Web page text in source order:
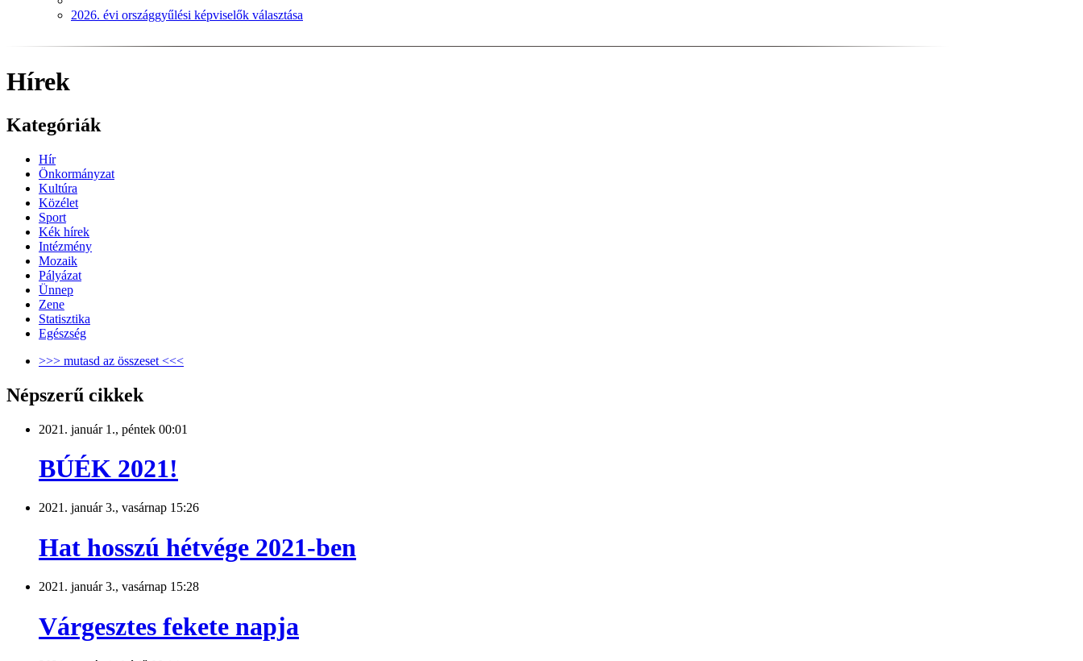
2026. évi országgyűlési képviselők választása
Hírek
Kategóriák
Hír
Önkormányzat
Kultúra
Közélet
Sport
Kék hírek
Intézmény
Mozaik
Pályázat
Ünnep
Zene
Statisztika
Egészség
>>> mutasd az összeset <<<
Népszerű cikkek
2021. január 1., péntek 00:01
BÚÉK 2021!
2021. január 3., vasárnap 15:26
Hat hosszú hétvége 2021-ben
2021. január 3., vasárnap 15:28
Várgesztes fekete napja